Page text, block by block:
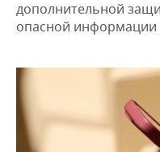
КОРОЛИ ГОСЗАКАЗА
ТОРГОВЫЕ ЦЕНТРЫ
ТАТАРСТАНА
ФИНАНСЫ
ИНВЕСТИЦИИ
НОВОСТИ
ПРОМЫШЛЕННОСТИ
АГРОПРОМ
МАШИНОСТРОЕНИЕ
НЕФТЕХИМИЯ
НЕДВИЖИМОСТЬ
НОВОСТИ БИЗНЕСА
ТЕХНОЛОГИИ
дополнительной
опасной информации